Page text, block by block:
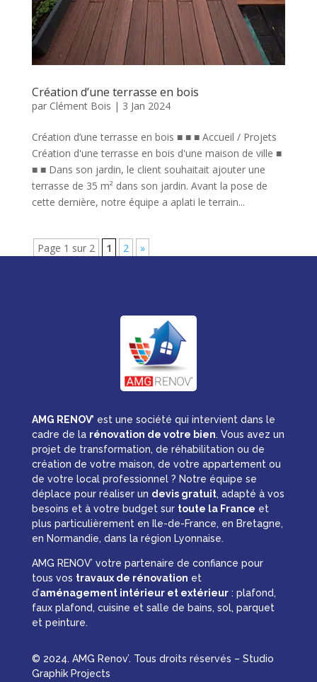
Création d’une terrasse en bois
par Clément Bois | 3 Jan 2024
Création d’une terrasse en bois ■ ■ ■ Accueil / Projets
Création d'une terrasse en bois d'une maison de ville ■
■ ■ Dans son jardin, le client souhaitait ajouter une
terrasse de 35 m² dans son jardin. Avant la pose de
cette dernière, notre équipe a aplati le terrain...
Page 1 sur 2 1 2 »
AMG RENOV’ est une société qui intervient dans le
cadre de la rénovation de votre bien. Vous avez un
projet de transformation, de réhabilitation ou de
création de votre maison, de votre appartement ou
de votre local professionnel ? Notre équipe se
déplace pour réaliser un devis gratuit, adapté à vos
besoins et à votre budget sur toute la France et
plus particulièrement en Ile-de-France, en Bretagne,
en Normandie, dans la région Lyonnaise.
AMG RENOV’ votre partenaire de confiance pour
tous vos travaux de rénovation et
d’aménagement intérieur et extérieur: plafond,
faux plafond, cuisine et salle de bains, sol, parquet
et peinture.
© 2024. AMG Renov’. Tous droits réservés – Studio
Graphik Projects